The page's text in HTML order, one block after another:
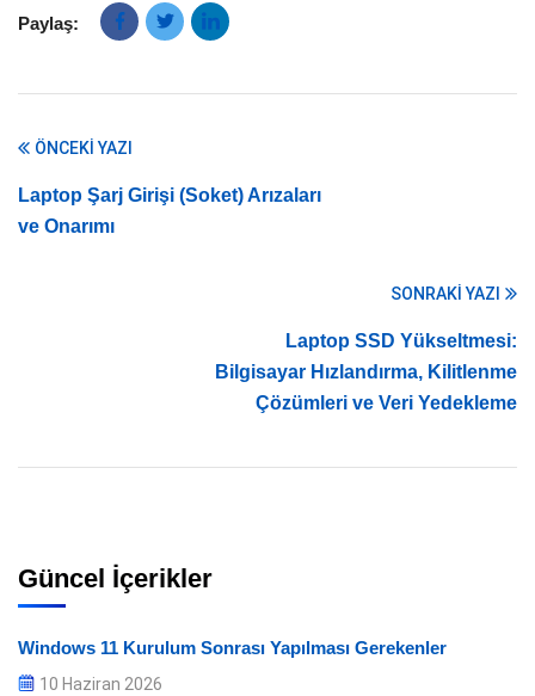
Paylaş:
ÖNCEKI YAZI
Laptop Şarj Girişi (Soket) Arızaları
ve Onarımı
SONRAKI YAZI
Laptop SSD Yükseltmesi:
Bilgisayar Hızlandırma, Kilitlenme
Çözümleri ve Veri Yedekleme
Güncel İçerikler
Windows 11 Kurulum Sonrası Yapılması Gerekenler
10 Haziran 2026